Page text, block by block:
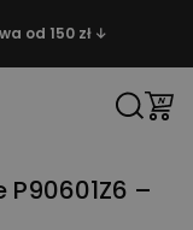
od 150 zł ↓
–